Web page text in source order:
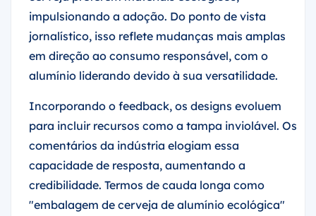
impulsionando a adoção. Do ponto de vista
jornalístico, isso reflete mudanças mais amplas
em direção ao consumo responsável, com o
alumínio liderando devido à sua versatilidade.
Incorporando o feedback, os designs evoluem
para incluir recursos como a tampa inviolável. Os
comentários da indústria elogiam essa
capacidade de resposta, aumentando a
credibilidade. Termos de cauda longa como
"embalagem de cerveja de alumínio ecológica"